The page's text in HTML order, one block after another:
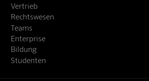
Vertrieb
Rechtswesen
Teams
Enterprise
Bildung
Studenten